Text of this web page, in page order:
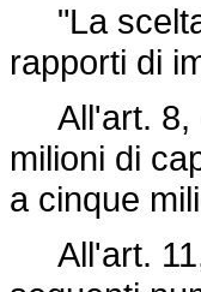
"La scelta
rapporti di
All'art. 8,
milioni di
a cinque
All'art. 11,